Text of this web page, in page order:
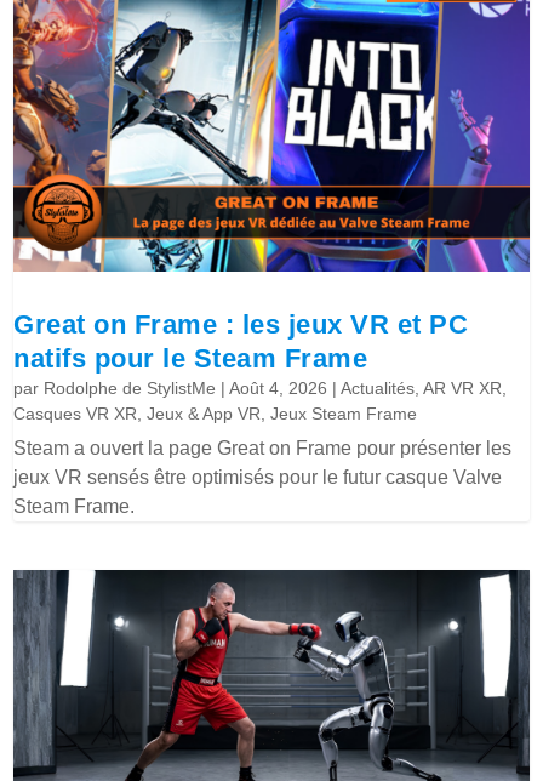
Great on Frame : les jeux VR et PC
natifs pour le Steam Frame
par Rodolphe de StylistMe |Août 4, 2026 |Actualités ,AR VR XR
Casques VR XR ,Jeux & App VR ,Jeux Steam Frame
Steam a ouvert la page Great on Frame pour présenter les
jeux VR sensés être optimisés pour le futur casque Valve
Steam Frame.